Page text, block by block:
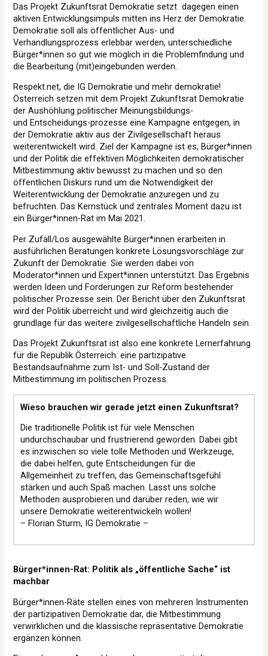
Das Projekt Zukunftsrat Demokratie setzt dagegen einen
aktiven Entwicklungsimpuls mitten ins Herz der Demokratie.
Demokratie soll als öffentlicher Aus- und
Verhandlungsprozess erlebbar werden, unterschiedliche
Bürger*innen so gut wie möglich in die Problemfindung und
die Bearbeitung (mit)eingebunden werden.
Respekt.net, die IG Demokratie und mehr demokratie!
Österreich setzen mit dem Projekt Zukunftsrat Demokratie
der Aushöhlung politischer Meinungsbildungs-
und Entscheidungs-prozesse eine Kampagne entgegen, in
der Demokratie aktiv aus der Zivilgesellschaft heraus
weiterentwickelt wird. Ziel der Kampagne ist es, Bürger*innen
und der Politik die effektiven Möglichkeiten demokratischer
Mitbestimmung aktiv bewusst zu machen und so den
öffentlichen Diskurs rund um die Notwendigkeit der
Weiterentwicklung der Demokratie anzuregen und zu
befruchten. Das Kernstück und zentrales Moment dazu ist
ein Bürger*innen-Rat im Mai 2021.
Per Zufall/Los ausgewählte Bürger*innen erarbeiten in
ausführlichen Beratungen konkrete Lösungsvorschläge zur
Zukunft der Demokratie. Sie werden dabei von
Moderator*innen und Expert*innen unterstützt. Das Ergebnis
werden Ideen und Forderungen zur Reform bestehender
politischer Prozesse sein. Der Bericht über den Zukunftsrat
wird der Politik überreicht und wird gleichzeitig auch die
grundlage für das weitere zivilgesellschaftliche Handeln sein.
Das Projekt Zukunftsrat ist also eine konkrete Lernerfahrung
für die Republik Österreich: eine partizipative
Bestandsaufnahme zum Ist- und Soll-Zustand der
Mitbestimmung im politischen Prozess.
Wieso brauchen wir gerade jetzt einen Zukunftsrat?
Die traditionelle Politik ist für viele Menschen
undurchschaubar und frustrierend geworden. Dabei gibt
es inzwischen so viele tolle Methoden und Werkzeuge,
die dabei helfen, gute Entscheidungen für die
Allgemeinheit zu treffen, das Gemeinschaftsgefühl
stärken und auch Spaß machen. Lasst uns solche
Methoden ausprobieren und darüber reden, wie wir
unsere Demokratie weiterentwickeln wollen!
– Florian Sturm, IG Demokratie –
Bürger*innen-Rat: Politik als „öffentliche Sache“ ist
machbar
Bürger*innen-Räte stellen eines von mehreren Instrumenten
der partizipativen Demokratie dar, die Mitbestimmung
verwirklichen und die klassische repräsentative Demokratie
ergänzen können.